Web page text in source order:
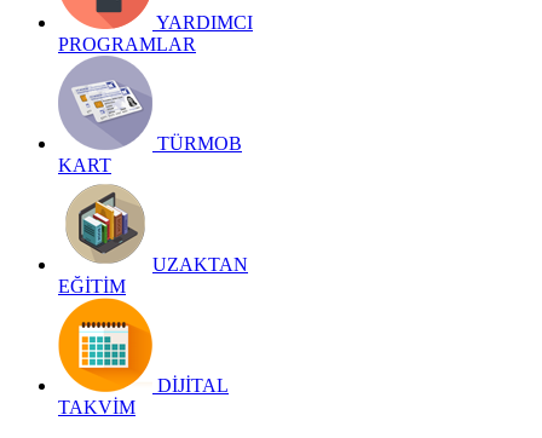
YARDIMCI
PROGRAMLAR
TÜRMOB
KART
UZAKTAN
EĞİTİM
DİJİTAL
TAKVİM